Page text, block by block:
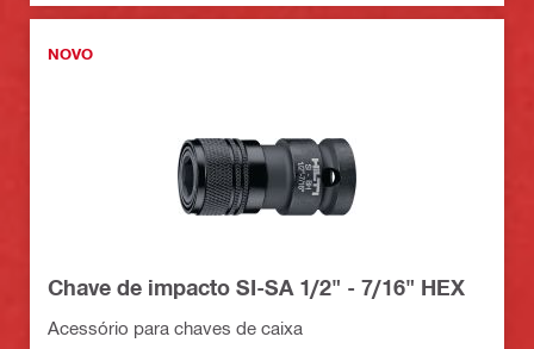
NOVO
Chave de impacto SI-SA 1/2" - 7/16" HEX
Acessório para chaves de caixa